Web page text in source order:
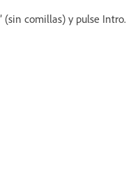
(sin comillas) y pulse Intro.